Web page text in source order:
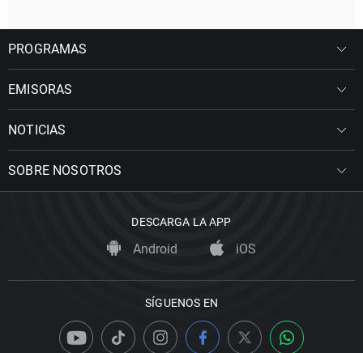
PROGRAMAS
EMISORAS
NOTICIAS
SOBRE NOSOTROS
DESCARGA LA APP
Android iOS
SÍGUENOS EN